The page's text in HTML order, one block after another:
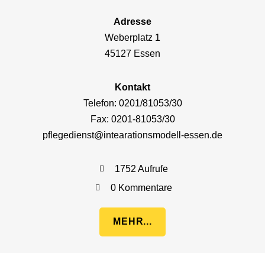
Adresse
Weberplatz 1
45127 Essen
Kontakt
Telefon: 0201/81053/30
Fax: 0201-81053/30
pflegedienst@intearationsmodell-essen.de
1752 Aufrufe
0 Kommentare
MEHR...